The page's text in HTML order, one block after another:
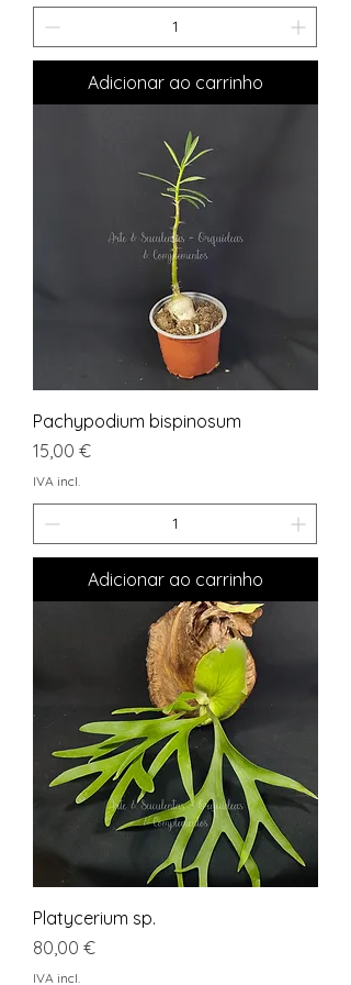
Adicionar ao carrinho
Pachypodium bispinosum
Preço
15,00 €
IVA incl.
Adicionar ao carrinho
Platycerium sp.
Preço
80,00 €
IVA incl.